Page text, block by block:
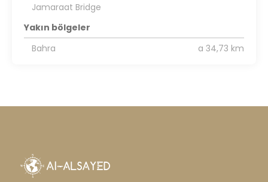
Jamaraat Bridge
Yakın bölgeler
Bahra
a 34,73 km